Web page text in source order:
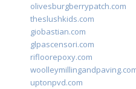
olivesburgberrypatch.com
theslushkids.com
giobastian.com
glpascensori.com
rifloorepoxy.com
uptonpvd.com